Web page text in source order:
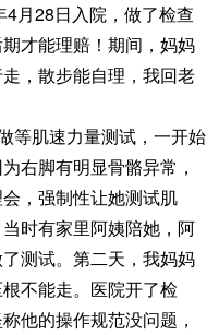
月28日入院，做了检查
才能理赔！期间，妈妈
，散步能自理，我回老
等肌速力量测试，一开始
右脚有明显骨骼异常，
，强制性让她测试肌
时有家里阿姨陪她，阿
测试。第二天，我妈妈
不能走。医院开了检
他的操作规范没问题，